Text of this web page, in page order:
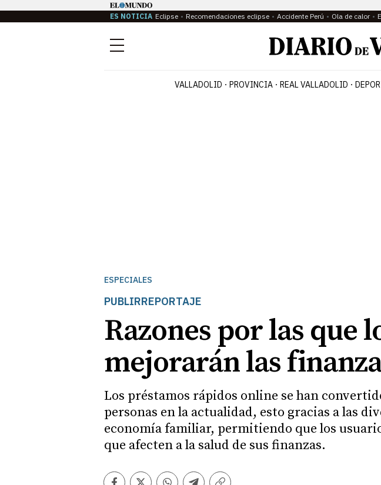
ES NOTICIA Eclipse Recomendaciones eclipse Accidente Perú Ola de calor
Menú
VALLADOLID PROVINCIA REAL VALLADOLID
ESPECIALES
PUBLIRREPORTAJE
Razones por las que
mejorarán las
Los préstamos rápidos online se han
personas en la actualidad, esto gracias a las
economía familiar, permitiendo que los
que afecten a la salud de sus finanzas.